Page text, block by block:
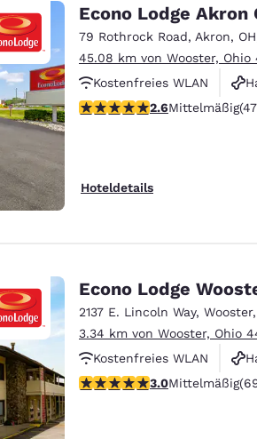
Français
Europa
Deutschland
Ireland
Asien-Pazifik
Australia India
Econo Lodge
79 Rothrock Road, Akron, OH
45.08 km von Wooster, Ohio
Kostenfreies WLAN
2.61-Sterne-Bewertung.
2.6Mittelmäßig
Hoteldetails
Econo Lodge
2137 E. Lincoln Way, Wooster,
3.34 km von Wooster, Ohio
Kostenfreies WLAN
2.95-Sterne-Bewertung.
3.0Mittelmäßig